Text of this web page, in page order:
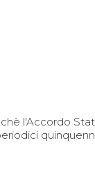
l'Accordo